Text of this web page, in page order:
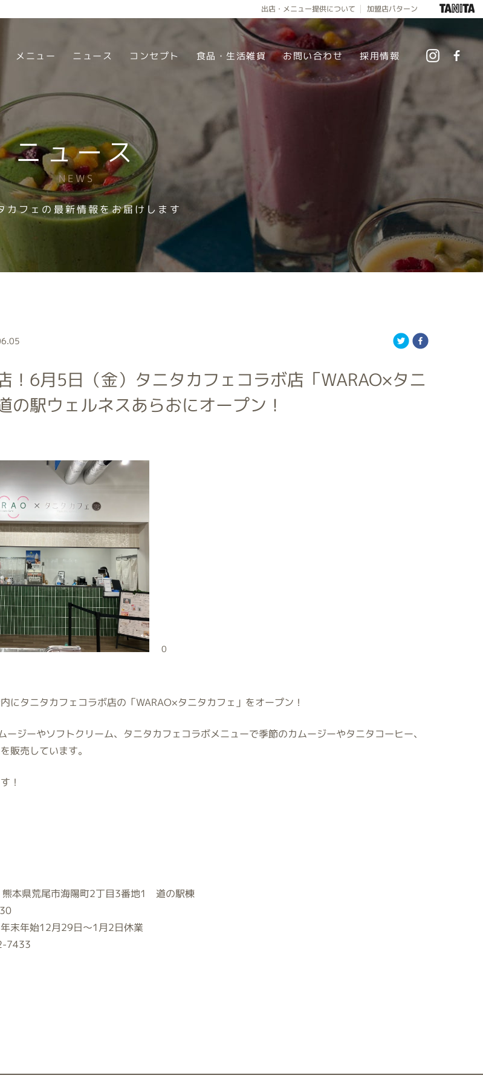
出店・メニュー提供について 加盟店パターン
メニュー ニュース コンセプト 食品・生活雑貨 お問い合わせ 採用情報
ニュース
NEWS
カフェの最新情報をお届けします
！6月5日（金）タニタカフェコラボ店「WARAO×タニ
の駅ウェルネスあらおにオープン！
0
にタニタカフェコラボ店の「WARAO×タニタカフェ」をオープン！
ージーやソフトクリーム、タニタカフェコラボメニューで季節のカムージーやタニタコーヒー、
販売しています。
！
本県荒尾市海陽町2丁目3番地1 道の駅棟
末年始12月29日～1月2日休業
7433